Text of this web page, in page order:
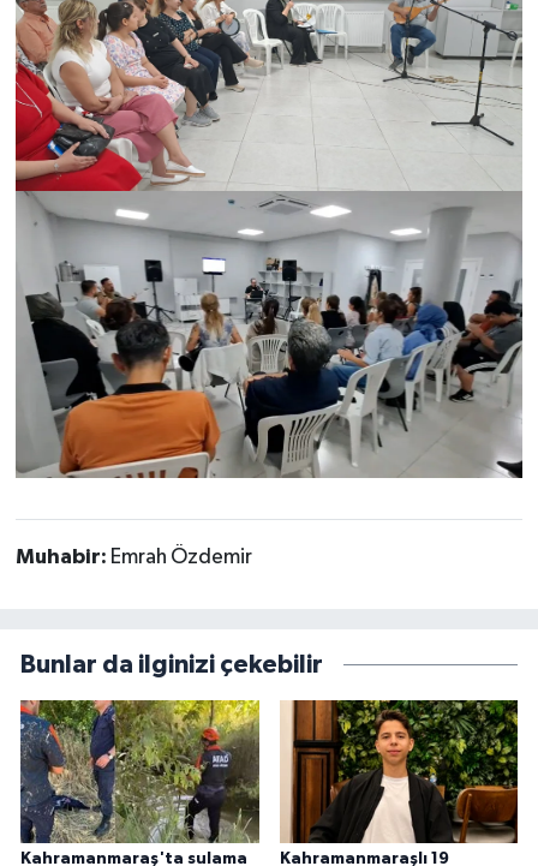
Muhabir: Emrah Özdemir
Bunlar da ilginizi çekebilir
Kahramanmaraş'ta sulama
Kahramanmaraşlı 19